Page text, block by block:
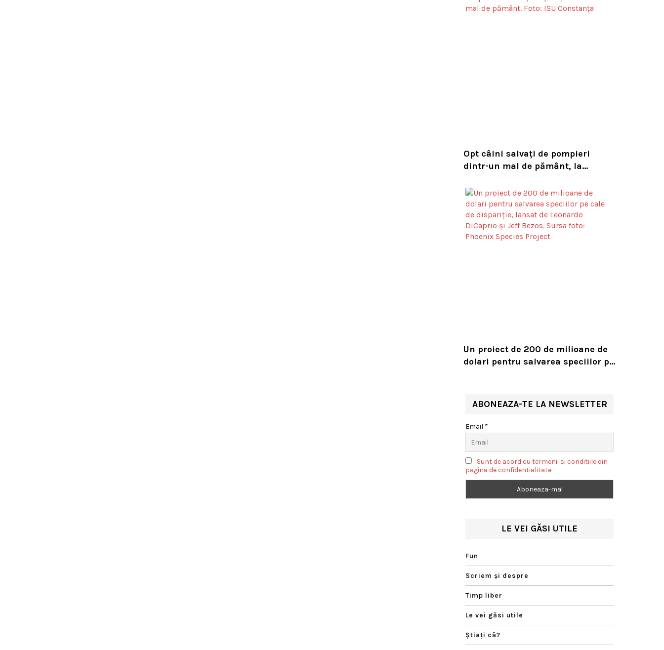
habitatul său natural
Opt câini salvați de pompieri
dintr-un mal de pământ, la
în timpul unor lucrări VIDEO
Un proiect de 200 de milioane de
dolari pentru salvarea speciilor pe
ABONEAZA-TE LA NEWSLETTER
Email *
Sunt de acord cu termenii si conditiile din
pagina de confidentialitate
LE VEI GĂSI UTILE
Fun
Scriem şi despre
Timp liber
Le vei găsi utile
Ştiaţi că?